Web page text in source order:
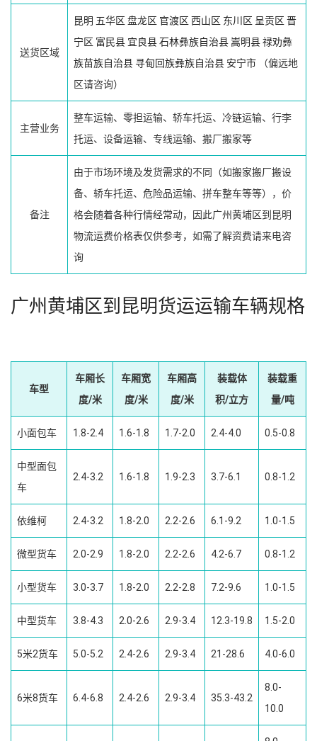
送货区域
昆明 五华区 盘龙区 官渡区 西山区 东川区 呈贡区 晋
宁区 富民县 宜良县石林彝族自治县嵩明县禄劝彝
族苗族自治县 寻甸回族彝族自治县 安宁市 （偏远地
区请咨询）
主营业务
整车运输、零担运输、轿车托运、冷链运输、行李
托运、设备运输、专线运输、搬厂搬家等
备注
由于市场环境及发货需求的不同（如搬家搬厂搬设
备、轿车托运、危险品运输、拼车整车等等），价
格会随着各种行情经常动，因此广州黄埔区到昆明
物流运费价格表仅供参考，如需了解资费请来电咨
询
广州黄埔区到昆明货运运输车辆规格
车型
车厢长
度/米
车厢宽
度/米
车厢高
度/米
装载体
积/立方
装载重
量/吨
小面包车 1.8-2.4 1.6-1.8 1.7-2.0 2.4-4.0 0.5-0.8
中型面包
车
2.4-3.2 1.6-1.8 1.9-2.3 3.7-6.1 0.8-1.2
依维柯 2.4-3.2 1.8-2.0 2.2-2.6 6.1-9.2 1.0-1.5
微型货车 2.0-2.9 1.8-2.0 2.2-2.6 4.2-6.7 0.8-1.2
小型货车 3.0-3.7 1.8-2.0 2.2-2.8 7.2-9.6 1.0-1.5
中型货车 3.8-4.3 2.0-2.6 2.9-3.4 12.3-19.8 1.5-2.0
5米2货车 5.0-5.2 2.4-2.6 2.9-3.4 21-28.6 4.0-6.0
6米8货车 6.4-6.8 2.4-2.6 2.9-3.4 35.3-43.2
8.0-
10.0